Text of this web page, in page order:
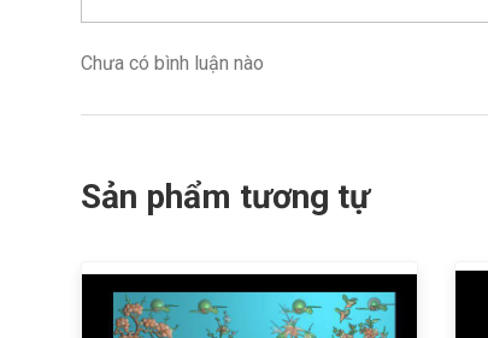
Chưa có bình luận nào
Sản phẩm tương tự